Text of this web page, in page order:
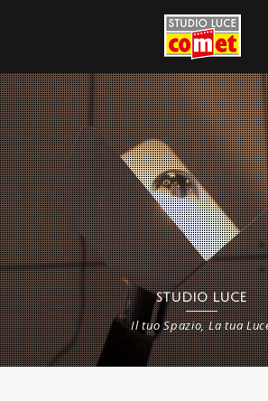
STUDIO LUCE
Il tuo Spazio, La tua